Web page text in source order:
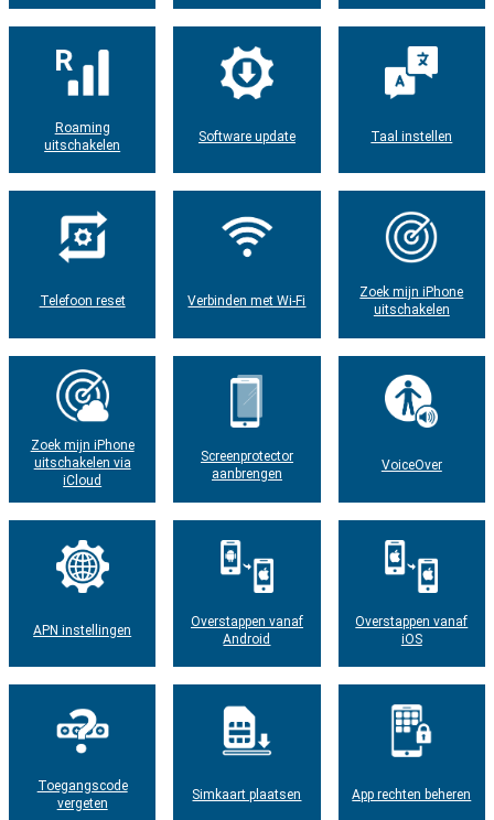
Roaming
uitschakelen
Software update Taal instellen
Telefoon reset Verbinden met Wi-Fi
Zoek mijn iPhone
uitschakelen
Zoek mijn iPhone
uitschakelen via
iCloud
Screenprotector
aanbrengen
VoiceOver
APN instellingen
Overstappen vanaf
Android
Overstappen vanaf
iOS
Toegangscode
vergeten
Simkaart plaatsen App rechten beheren